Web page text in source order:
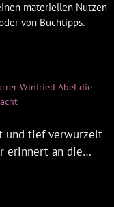
materiellen Nutzen
von Buchtipps.
Winfried Abel die
und tief verwurzelt
erinnert an die…